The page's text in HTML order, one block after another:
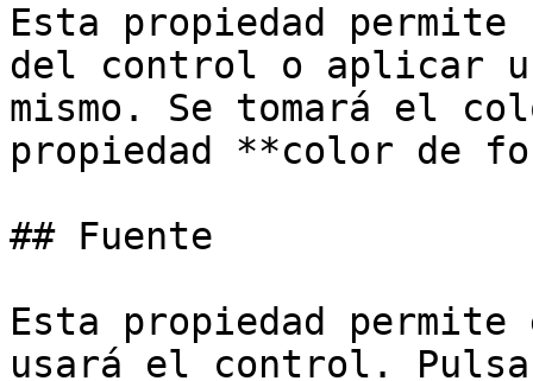
Esta propiedad
del control o aplicar
mismo. Se tomará el
propiedad **color de
## Fuente
Esta propiedad
usará el control.